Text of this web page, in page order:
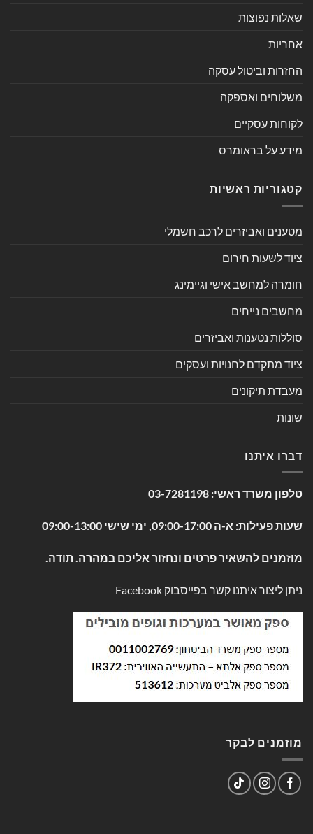
שאלות נפוצות
אחריות
החזרות וביטול עסקה
משלוחים ואספקה
לקוחות עסקיים
מידע על בראומרס
קטגוריות ראשיות
מטענים ואביזרים לרכב חשמלי
ציוד לשעות חירום
חומרה למחשב אישי וגיימינג
מחשבים נייחים
סוללות נטענות ואביזרים
ציוד מתקדם לחנויות ועסקים
מעבדת תיקונים
שונות
דברו איתנו
טלפון משרד ראשי: 03-7281198
שעות פעילות: א-ה 09:00-17:00, ימי שישי 09:00-13:00
מוזמנים להשאיר פרטים ונחזור אליכם במהרה. תודה.
ניתן ליצור איתנו קשר בפייסבוק Facebook
מוזמנים לבקר